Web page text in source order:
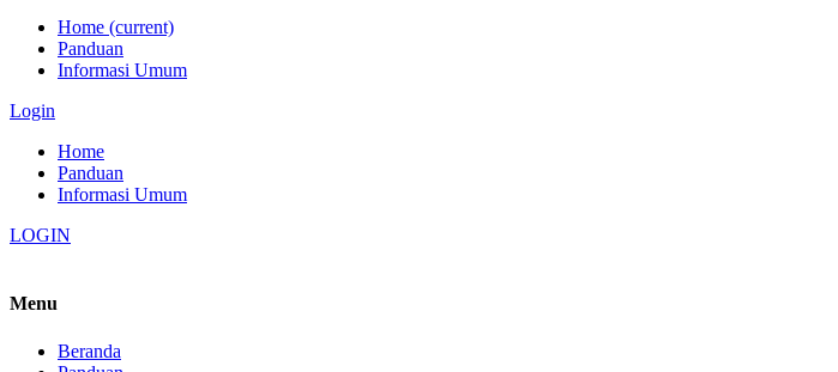
Home (current)
Panduan
Informasi Umum
Login
Home
Panduan
Informasi Umum
LOGIN
Menu
Beranda